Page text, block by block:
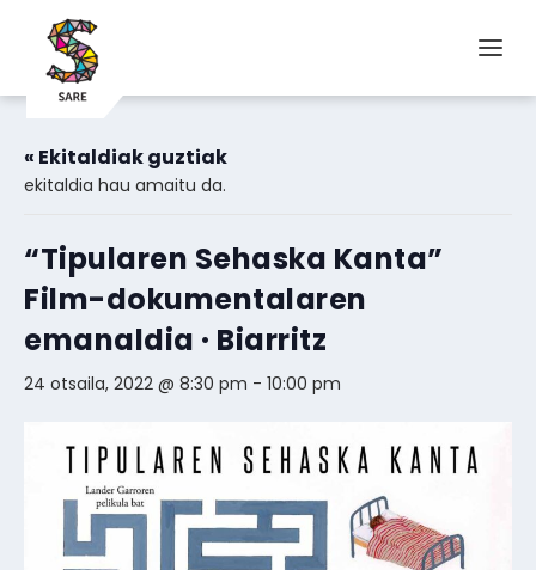
« Ekitaldiak guztiak
ekitaldia hau amaitu da.
“Tipularen Sehaska Kanta”
Film-dokumentalaren
emanaldia · Biarritz
24 otsaila, 2022 @ 8:30 pm - 10:00 pm